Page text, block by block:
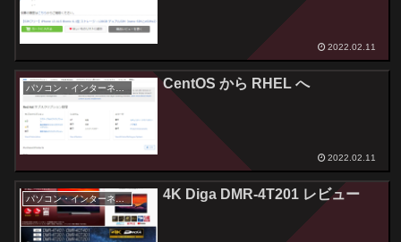
2022.02.11
CentOS から RHEL へ
2022.02.11
パソコン・インターネット 4K Diga DMR-4T201 レビュー